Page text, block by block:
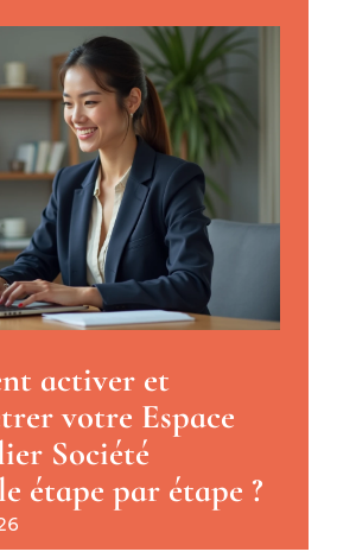
activer et
votre Espace
Société
étape par étape ?